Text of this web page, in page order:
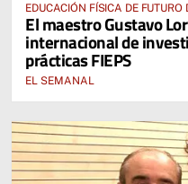
EDUCACIÓN FÍSICA DE
El maestro Gustavo
internacional de
prácticas FIEPS
EL SEMANAL